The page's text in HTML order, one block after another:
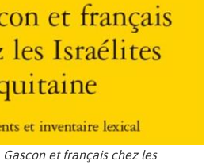
Gascon et français chez les